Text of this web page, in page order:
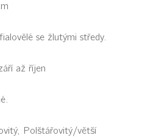
se žlutými středy.
až říjen
Polštářovitý/větší